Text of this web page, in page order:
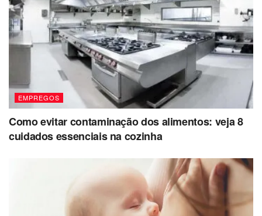
EMPREGOS
Como evitar contaminação dos alimentos: veja 8
cuidados essenciais na cozinha